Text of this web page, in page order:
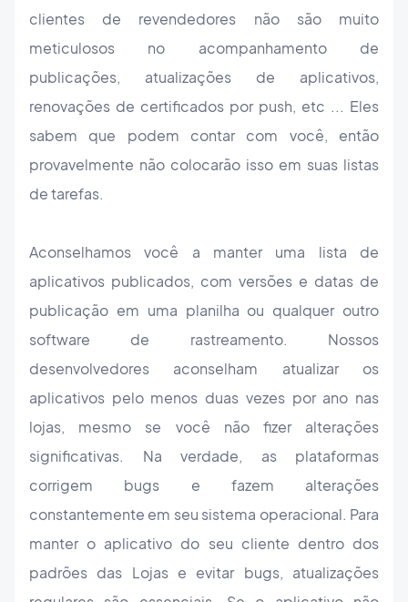
clientes de revendedores não são muito
meticulosos no acompanhamento de
publicações, atualizações de aplicativos,
renovações de certificados por push, etc ... Eles
sabem que podem contar com você, então
provavelmente não colocarão isso em suas listas
de tarefas.
Aconselhamos você a manter uma lista de
aplicativos publicados, com versões e datas de
publicação em uma planilha ou qualquer outro
software de rastreamento. Nossos
desenvolvedores aconselham atualizar os
aplicativos pelo menos duas vezes por ano nas
lojas, mesmo se você não fizer alterações
significativas. Na verdade, as plataformas
corrigem bugs e fazem alterações
constantemente em seu sistema operacional. Para
manter o aplicativo do seu cliente dentro dos
padrões das Lojas e evitar bugs, atualizações